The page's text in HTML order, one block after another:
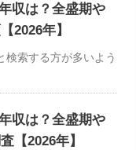
収は？全盛期や
2026年】
検索する方が多いよう
収は？全盛期や
【2026年】